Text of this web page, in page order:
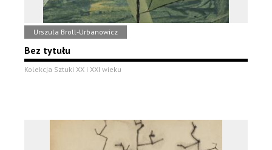
Urszula Broll-Urbanowicz
Bez tytułu
Kolekcja Sztuki XX i XXI wieku